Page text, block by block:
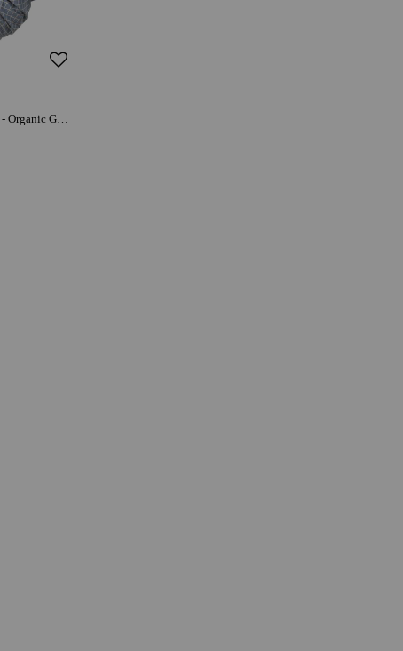
PLAY & GO Sac rangement / Tapis - Organic Grid Bleu | coton bio | range-jouets malin